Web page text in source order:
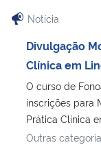
Notícia
Divulgação
Clínica em
O curso de
inscrições para
Prática Clínica
Outras